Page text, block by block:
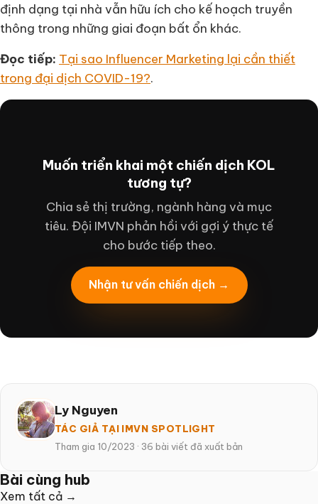
định dạng tại nhà vẫn hữu ích cho kế hoạch truyền
thông trong những giai đoạn bất ổn khác.
Đọc tiếp: Tại sao Influencer Marketing lại cần thiết
trong đại dịch COVID-19?.
Muốn triển khai một chiến dịch KOL
tương tự?
Chia sẻ thị trường, ngành hàng và mục
tiêu. Đội IMVN phản hồi với gợi ý thực tế
cho bước tiếp theo.
Nhận tư vấn chiến dịch →
Ly Nguyen
TÁC GIẢ TẠI IMVN SPOTLIGHT
Tham gia 10/2023 · 36 bài viết đã xuất bản
Bài cùng hub
Xem tất cả →